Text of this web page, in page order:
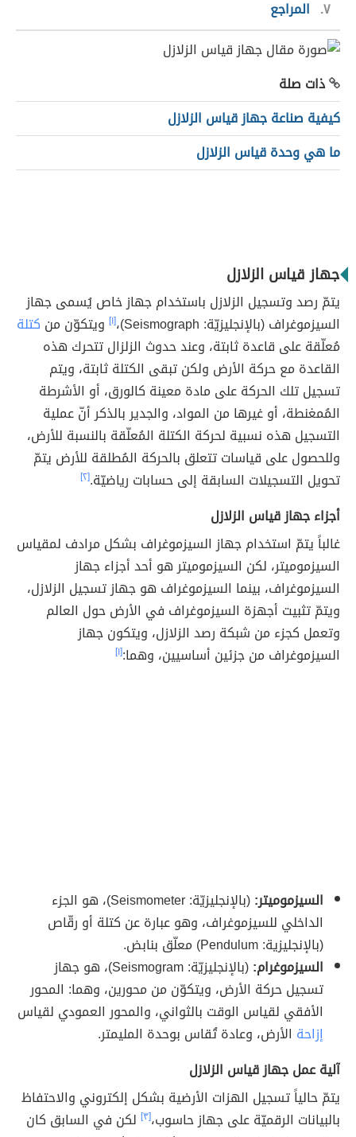
٧ المراجع
ذات صلة
كيفية صناعة جهاز قياس الزلازل
ما هي وحدة قياس الزلازل
جهاز قياس الزلازل
يتمّ رصد وتسجيل الزلازل باستخدام جهاز خاص يُسمى جهاز
السيزموغراف (بالإنجليزيّة: Seismograph)،
[١] ويتكوّن من كتلة
مُعلّقة على قاعدة ثابتة، وعند حدوث الزلزال تتحرك هذه
القاعدة مع حركة الأرض ولكن تبقى الكتلة ثابتة، ويتم
تسجيل تلك الحركة على مادة معينة كالورق، أو الأشرطة
المُمغنطة، أو غيرها من المواد، والجدير بالذكر أنّ عملية
التسجيل هذه نسبية لحركة الكتلة المُعلّقة بالنسبة للأرض،
وللحصول على قياسات تتعلق بالحركة المُطلقة للأرض يتمّ
تحويل التسجيلات السابقة إلى حسابات رياضيّة.[٢]
أجزاء جهاز قياس الزلازل
غالباً يتمّ استخدام جهاز السيزموغراف بشكل مرادف لمقياس
السيزموميتر، لكن السيزموميتر هو أحد أجزاء جهاز
السيزموغراف، بينما السيزموغراف هو جهاز تسجيل الزلازل،
ويتمّ تثبيت أجهزة السيزموغراف في الأرض حول العالم
وتعمل كجزء من شبكة رصد الزلازل، ويتكون جهاز
السيزموغراف من جزئين أساسيين، وهما:[١]
السيزموميتر:
(بالإنجليزيّة: Seismometer)، هو الجزء
الداخلي للسيزموغراف، وهو عبارة عن كتلة أو رقّاص
(بالإنجليزية: Pendulum) معلّق بنابض.
السيزموغرام:
(بالإنجليزيّة: Seismogram)، هو جهاز
تسجيل حركة الأرض، ويتكوّن من محورين، وهما: المحور
الأفقي لقياس الوقت بالثواني، والمحور العمودي لقياس
إزاحة الأرض، وعادة تُقاس بوحدة المليمتر.
آلية عمل جهاز قياس الزلازل
يتمّ حالياً تسجيل الهزات الأرضية بشكل إلكتروني والاحتفاظ
بالبيانات الرقميّة على جهاز حاسوب،[٣]
لكن في السابق كان